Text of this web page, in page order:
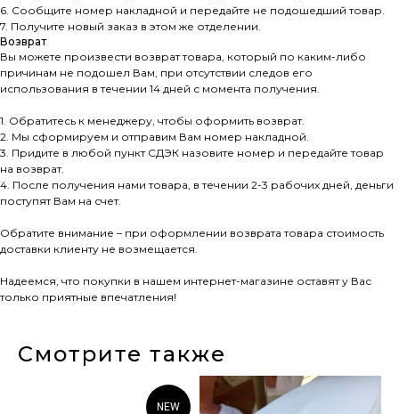
6. Сообщите номер накладной и передайте не подошедший товар.
7. Получите новый заказ в этом же отделении.
Возврат
Вы можете произвести возврат товара, который по каким-либо
причинам не подошел Вам, при отсутствии следов его
использования в течении 14 дней с момента получения.
1. Обратитесь к менеджеру, чтобы оформить возврат.
2. Мы сформируем и отправим Вам номер накладной.
3. Придите в любой пункт СДЭК назовите номер и передайте товар
на возврат.
4. После получения нами товара, в течении 2-3 рабочих дней, деньги
поступят Вам на счет.
Обратите внимание – при оформлении возврата товара стоимость
доставки клиенту не возмещается.
Надеемся, что покупки в нашем интернет-магазине оставят у Вас
только приятные впечатления!
Смотрите также
NEW